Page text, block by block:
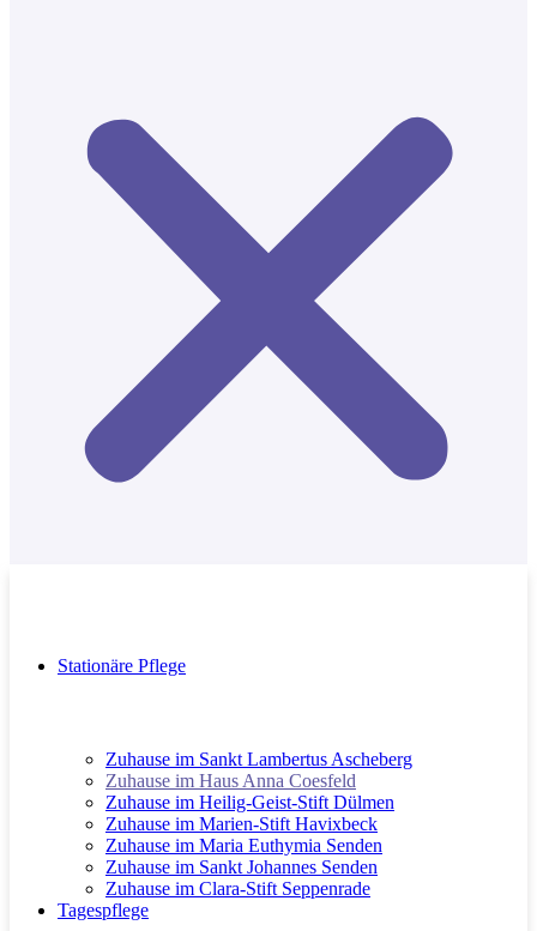
Stationäre Pflege
Zuhause im Sankt Lambertus Ascheberg
Zuhause im Haus Anna Coesfeld
Zuhause im Heilig-Geist-Stift Dülmen
Zuhause im Marien-Stift Havixbeck
Zuhause im Maria Euthymia Senden
Zuhause im Sankt Johannes Senden
Zuhause im Clara-Stift Seppenrade
Tagespflege